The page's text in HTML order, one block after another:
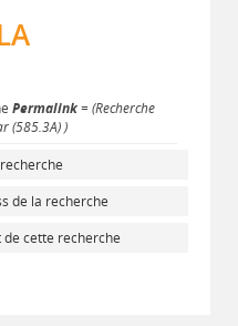
Permalink= (Recherche
(585.3A) )
de la recherche
cette recherche